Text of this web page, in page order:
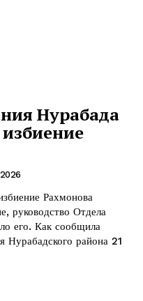
Нурабада
Рахмонова
руководство Отдела
Нурабадского района 21